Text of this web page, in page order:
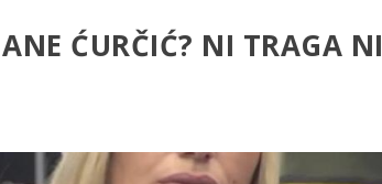
ĆURČIĆ? NI TRAGA NI